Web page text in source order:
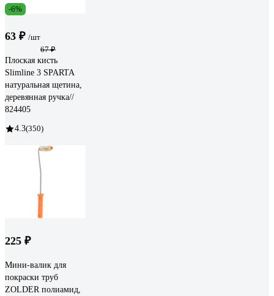
-6%
63 ₽ /шт
67 ₽
Плоская кисть
Slimline 3 SPARTA
натуральная щетина,
деревянная ручка//
824405
4.3(350)
225 ₽
Мини-валик для
покраски труб
ZOLDER полиамид,